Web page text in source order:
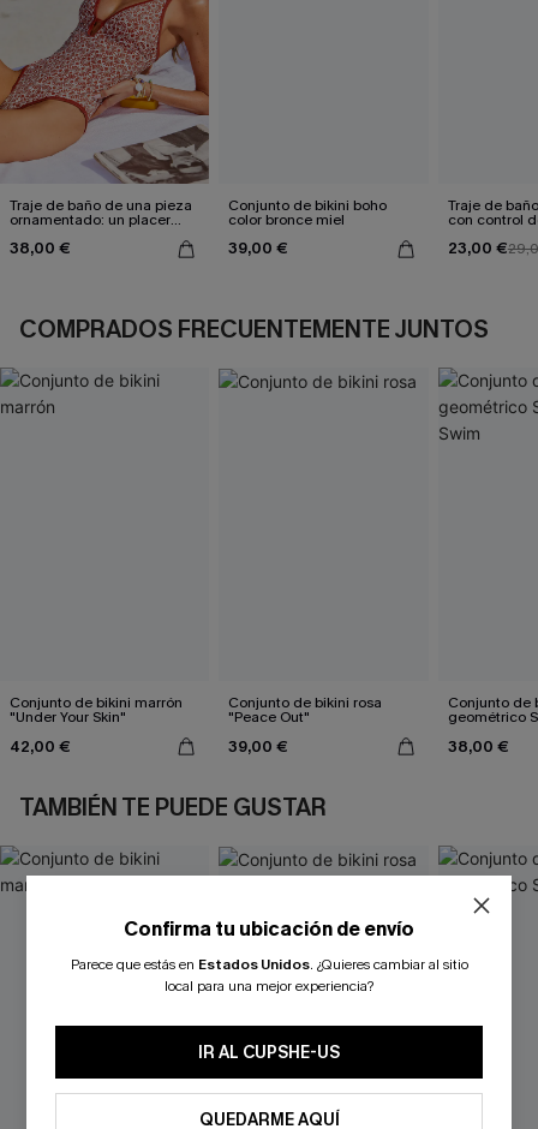
Traje de baño de una pieza
ornamentado: un placer
38,00 €
Conjunto de bikini boho
color bronce miel
39,00 €
Traje de
con control
23,00 €
COMPRADOS FRECUENTEMENTE JUNTOS
Conjunto de bikini marrón
"Under Your Skin"
42,00 €
Conjunto de bikini rosa
"Peace Out"
39,00 €
Conjunto de
geométrico
38,00 €
TAMBIÉN TE PUEDE GUSTAR
Confirma tu ubicación de envío
Parece que estás en Estados Unidos. ¿Quieres cambiar al sitio
local para una mejor experiencia?
IR AL CUPSHE-US
QUEDARME AQUÍ